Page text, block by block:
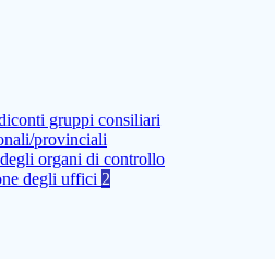
gruppi consiliari
provinciali
organi di controllo
degli uffici 2